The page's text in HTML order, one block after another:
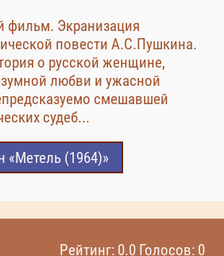
Экранизация
повести А.С.Пушкина.
о русской женщине,
любви и ужасной
смешавшей
судеб...
«Метель (1964)»
Рейтинг: 0.0 Голосов: 0